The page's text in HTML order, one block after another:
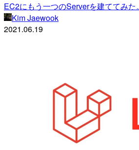
EC2にもう一つのServerを建ててみた。
Kim Jaewook
2021.06.19